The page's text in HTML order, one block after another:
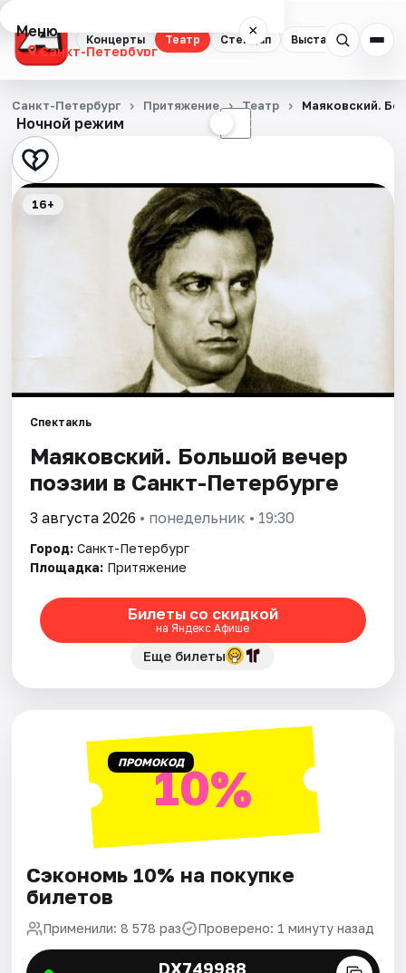
Концерты Театр Стендап Выставки
Меню ×
Санкт-Петербург
Концерты
Театр
Стендап
События
Города
Площадки
Рейтинги
Ночной режим ☾
Санкт-Петербург Притяжение Театр Маяковский.
16+
Спектакль
Маяковский. Большой вечер
поэзии в Санкт-Петербурге
3 августа 2026 • понедельник • 19:30
Город: Санкт-Петербург
Площадка: Притяжение
Билеты со скидкой
на Яндекс Афише
Еще билеты
ПРОМОКОД10%
Сэкономь 10% на покупке
билетов
Применили: 8 578 раз Проверено: 1 минуту назад
DX749988